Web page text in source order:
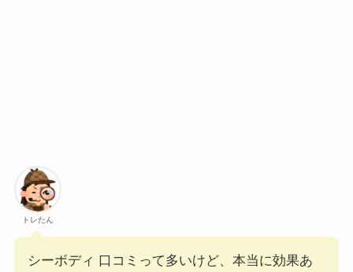
トレたん
シーボディ 口コミって多いけど、本当に効果あ